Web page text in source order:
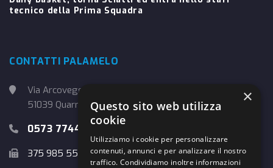
tecnico della Prima Squadra
CONTATTI PALAMELO
Via Arcoveggio, 4
51039 Quarrata (PT)
0573 774457
375 985 5526
×
Questo sito web utilizza
cookie
Utilizziamo i cookie per personalizzare
contenuti, annunci e per analizzare il nostro
traffico. Condividiamo inoltre informazioni